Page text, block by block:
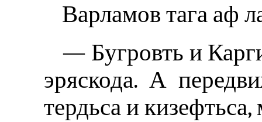
Варламов тага аф
— Бугровть и
эряскода. А
тердьса и